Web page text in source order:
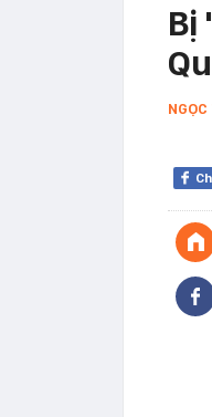
Bị